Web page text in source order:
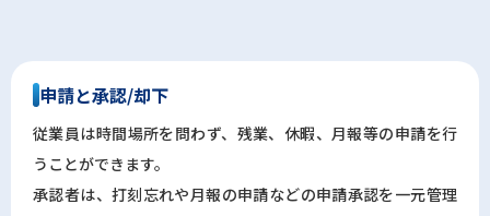
申請と承認/却下
従業員は時間場所を問わず、残業、休暇、月報等の申請を行
うことができます。
承認者は、打刻忘れや月報の申請などの申請承認を一元管理